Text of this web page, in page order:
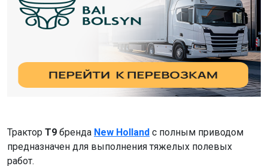
Трактор T9 бренда New Holland с полным приводом
предназначен для выполнения тяжелых полевых
работ.